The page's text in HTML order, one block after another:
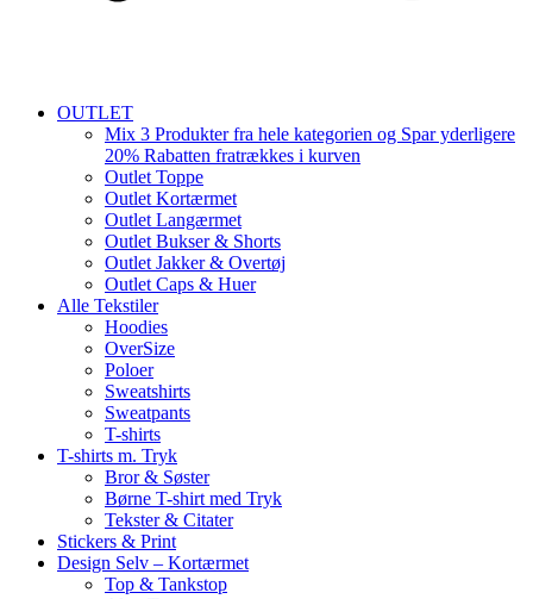
OUTLET
Mix 3 Produkter fra hele kategorien og Spar yderligere
20% Rabatten fratrækkes i kurven
Outlet Toppe
Outlet Kortærmet
Outlet Langærmet
Outlet Bukser & Shorts
Outlet Jakker & Overtøj
Outlet Caps & Huer
Alle Tekstiler
Hoodies
OverSize
Poloer
Sweatshirts
Sweatpants
T-shirts
T-shirts m. Tryk
Bror & Søster
Børne T-shirt med Tryk
Tekster & Citater
Stickers & Print
Design Selv – Kortærmet
Top & Tankstop